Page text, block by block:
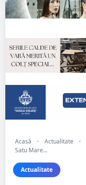
Acasă • Actualitate •
Satu Mare...
Actualitate